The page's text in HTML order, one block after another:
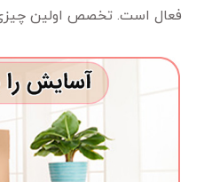
فعال است. تخصص اولین